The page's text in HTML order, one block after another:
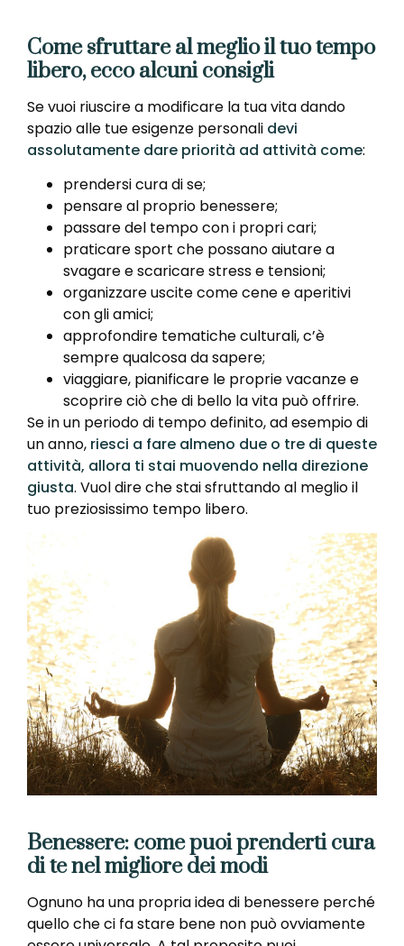
Come sfruttare al meglio il tuo tempo
libero, ecco alcuni consigli
Se vuoi riuscire a modificare la tua vita dando
spazio alle tue esigenze personali devi
assolutamente dare priorità ad attività come:
prendersi cura di se;
pensare al proprio benessere;
passare del tempo con i propri cari;
praticare sport che possano aiutare a
svagare e scaricare stress e tensioni;
organizzare uscite come cene e aperitivi
con gli amici;
approfondire tematiche culturali, c’è
sempre qualcosa da sapere;
viaggiare, pianificare le proprie vacanze e
scoprire ciò che di bello la vita può offrire.
Se in un periodo di tempo definito, ad esempio di
un anno, riesci a fare almeno due o tre di queste
attività, allora ti stai muovendo nella direzione
giusta. Vuol dire che stai sfruttando al meglio il
tuo preziosissimo tempo libero.
Benessere: come puoi prenderti cura
di te nel migliore dei modi
Ognuno ha una propria idea di benessere perché
quello che ci fa stare bene non può ovviamente